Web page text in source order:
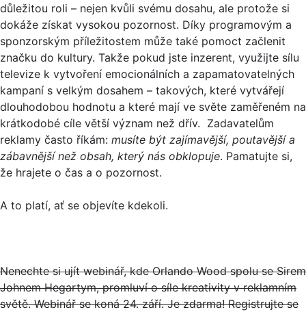
důležitou roli – nejen kvůli svému dosahu, ale protože si
dokáže získat vysokou pozornost. Díky programovým a
sponzorským příležitostem může také pomoct začlenit
značku do kultury. Takže pokud jste inzerent, využijte sílu
televize k vytvoření emocionálních a zapamatovatelných
kampaní s velkým dosahem – takových, které vytvářejí
dlouhodobou hodnotu a které mají ve světe zaměřeném na
krátkodobé cíle větší význam než dřív. Zadavatelům
reklamy často říkám: musíte být zajímavější, poutavější a
zábavnější než obsah, který nás obklopuje. Pamatujte si,
že hrajete o čas a o pozornost.
A to platí, ať se objevíte kdekoli.
Nenechte si ujít webinář, kde Orlando Wood spolu se Sirem
Johnem Hegartym, promluví o síle kreativity v reklamním
světě. Webinář se koná 24. září. Je zdarma! Registrujte se